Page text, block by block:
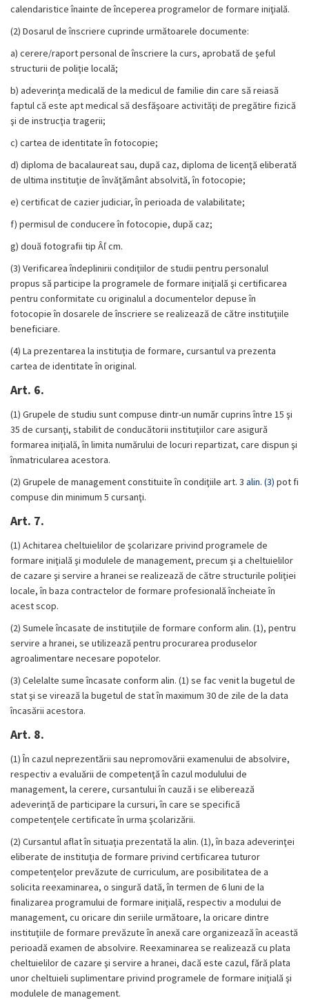
calendaristice înainte de începerea programelor de formare iniţială.
(2) Dosarul de înscriere cuprinde următoarele documente:
a) cerere/raport personal de înscriere la curs, aprobată de şeful
structurii de poliţie locală;
b) adeverinţa medicală de la medicul de familie din care să reiasă
faptul că este apt medical să desfăşoare activităţi de pregătire fizică
şi de instrucţia tragerii;
c) cartea de identitate în fotocopie;
d) diploma de bacalaureat sau, după caz, diploma de licenţă eliberată
de ultima instituţie de învăţământ absolvită, în fotocopie;
e) certificat de cazier judiciar, în perioada de valabilitate;
f) permisul de conducere în fotocopie, după caz;
g) două fotografii tip Âľ cm.
(3) Verificarea îndeplinirii condiţiilor de studii pentru personalul
propus să participe la programele de formare iniţială şi certificarea
pentru conformitate cu originalul a documentelor depuse în
fotocopie în dosarele de înscriere se realizează de către instituţiile
beneficiare.
(4) La prezentarea la instituţia de formare, cursantul va prezenta
cartea de identitate în original.
Art. 6.
(1) Grupele de studiu sunt compuse dintr-un număr cuprins între 15 şi
35 de cursanţi, stabilit de conducătorii instituţiilor care asigură
formarea iniţială, în limita numărului de locuri repartizat, care dispun şi
înmatricularea acestora.
(2) Grupele de management constituite în condiţiile art. 3 alin. (3) pot fi
compuse din minimum 5 cursanţi.
Art. 7.
(1) Achitarea cheltuielilor de şcolarizare privind programele de
formare iniţială şi modulele de management, precum şi a cheltuielilor
de cazare şi servire a hranei se realizează de către structurile poliţiei
locale, în baza contractelor de formare profesională încheiate în
acest scop.
(2) Sumele încasate de instituţiile de formare conform alin. (1), pentru
servire a hranei, se utilizează pentru procurarea produselor
agroalimentare necesare popotelor.
(3) Celelalte sume încasate conform alin. (1) se fac venit la bugetul de
stat şi se virează la bugetul de stat în maximum 30 de zile de la data
încasării acestora.
Art. 8.
(1) În cazul neprezentării sau nepromovării examenului de absolvire,
respectiv a evaluării de competenţă în cazul modulului de
management, la cerere, cursantului în cauză i se eliberează
adeverinţă de participare la cursuri, în care se specifică
competenţele certificate în urma şcolarizării.
(2) Cursantul aflat în situaţia prezentată la alin. (1), în baza adeverinţei
eliberate de instituţia de formare privind certificarea tuturor
competenţelor prevăzute de curriculum, are posibilitatea de a
solicita reexaminarea, o singură dată, în termen de 6 luni de la
finalizarea programului de formare iniţială, respectiv a modului de
management, cu oricare din seriile următoare, la oricare dintre
instituţiile de formare prevăzute în anexă care organizează în această
perioadă examen de absolvire. Reexaminarea se realizează cu plata
cheltuielilor de cazare şi servire a hranei, dacă este cazul, fără plata
unor cheltuieli suplimentare privind programele de formare iniţială şi
modulele de management.